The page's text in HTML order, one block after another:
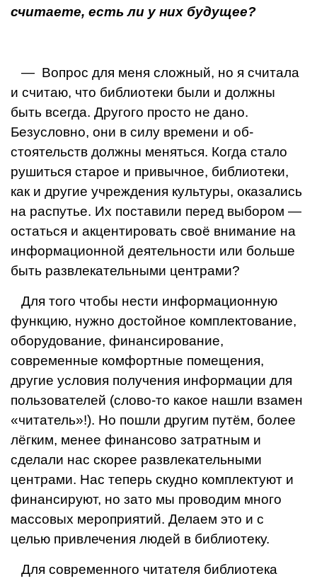
считаете, есть ли у них будущее?
— Вопрос для меня сложный, но я считала
и считаю, что библиотеки были и должны
быть всегда. Другого просто не дано.
Безусловно, они в силу времени и об­
стоятельств должны меняться. Когда стало
рушиться старое и привычное, библиотеки,
как и другие учреж­дения культуры, оказались
на распутье. Их поставили перед выбором —
остаться и акцентировать своё вни­мание на
информационной деятельности или больше
быть развлекательными центрами?
Для того чтобы нести информационную
функцию, нужно достойное комплектование,
оборудование, фи­нансирование,
современные комфортные помещения,
другие условия получения информации для
пользова­телей (слово-то какое нашли взамен
«читатель»!). Но пошли другим путём, более
лёгким, менее финансо­во затратным и
сделали нас скорее развлекательными
центрами. Нас теперь скудно комплектуют и
финанси­руют, но зато мы проводим много
массовых мероприятий. Делаем это и с
целью привлечения людей в библиотеку.
Для современного читателя библиотека